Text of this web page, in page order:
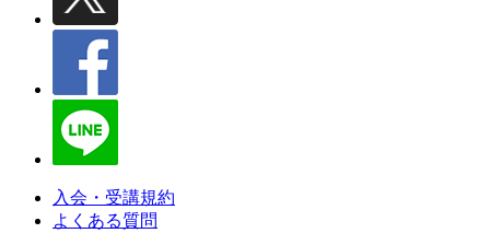
入会・受講規約
よくある質問